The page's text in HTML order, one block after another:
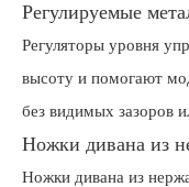
Регулируемые
Регуляторы уровня
высоту и помогают
без видимых зазоров
Ножки дивана из
Ножки дивана из